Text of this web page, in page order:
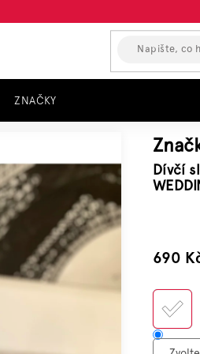
ZNAČKY
Dívčí
690